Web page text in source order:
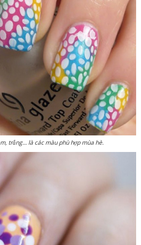
trắng... là các màu phù hợp mùa hè.